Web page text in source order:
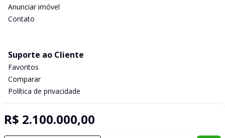
R$ 2.100.000,00
Anunciar imóvel
Contato
Suporte ao Cliente
Favoritos
Comparar
Política de privacidade